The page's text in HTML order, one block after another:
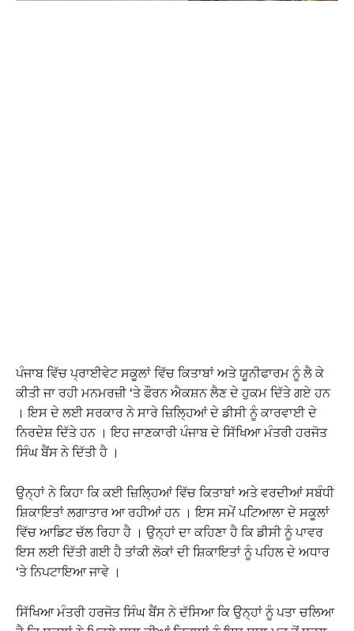
ਪੰਜਾਬ ਵਿੱਚ ਪ੍ਰਾਈਵੇਟ ਸਕੂਲਾਂ ਵਿੱਚ ਕਿਤਾਬਾਂ ਅਤੇ ਯੂਨੀਫਾਰਮ ਨੂੰ ਲੈ ਕੇ
ਕੀਤੀ ਜਾ ਰਹੀ ਮਨਮਰਜ਼ੀ ‘ਤੇ ਫੌਰਨ ਐਕਸ਼ਨ ਲੈਣ ਦੇ ਹੁਕਮ ਦਿੱਤੇ ਗਏ ਹਨ
। ਇਸ ਦੇ ਲਈ ਸਰਕਾਰ ਨੇ ਸਾਰੇ ਜ਼ਿਲ੍ਹਿਆਂ ਦੇ ਡੀਸੀ ਨੂੰ ਕਾਰਵਾਈ ਦੇ
ਨਿਰਦੇਸ਼ ਦਿੱਤੇ ਹਨ । ਇਹ ਜਾਣਕਾਰੀ ਪੰਜਾਬ ਦੇ ਸਿੱਖਿਆ ਮੰਤਰੀ ਹਰਜੋਤ
ਸਿੰਘ ਬੈਂਸ ਨੇ ਦਿੱਤੀ ਹੈ ।
ਉਨ੍ਹਾਂ ਨੇ ਕਿਹਾ ਕਿ ਕਈ ਜ਼ਿਲ੍ਹਿਆਂ ਵਿੱਚ ਕਿਤਾਬਾਂ ਅਤੇ ਵਰਦੀਆਂ ਸਬੰਧੀ
ਸ਼ਿਕਾਇਤਾਂ ਲਗਾਤਾਰ ਆ ਰਹੀਆਂ ਹਨ । ਇਸ ਸਮੇਂ ਪਟਿਆਲਾ ਦੇ ਸਕੂਲਾਂ
ਵਿੱਚ ਆਡਿਟ ਚੱਲ ਰਿਹਾ ਹੈ । ਉਨ੍ਹਾਂ ਦਾ ਕਹਿਣਾ ਹੈ ਕਿ ਡੀਸੀ ਨੂੰ ਪਾਵਰ
ਇਸ ਲਈ ਦਿੱਤੀ ਗਈ ਹੈ ਤਾਂਕੀ ਲੋਕਾਂ ਦੀ ਸ਼ਿਕਾਇਤਾਂ ਨੂੰ ਪਹਿਲ ਦੇ ਅਧਾਰ
‘ਤੇ ਨਿਪਟਾਇਆ ਜਾਵੇ ।
ਸਿੱਖਿਆ ਮੰਤਰੀ ਹਰਜੋਤ ਸਿੰਘ ਬੈਂਸ ਨੇ ਦੱਸਿਆ ਕਿ ਉਨ੍ਹਾਂ ਨੂੰ ਪਤਾ ਚਲਿਆ